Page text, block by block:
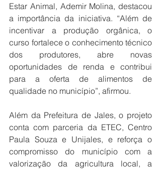
Estar Animal, Ademir Molina, destacou
a importância da iniciativa. “Além de
incentivar a produção orgânica, o
curso fortalece o conhecimento técnico
dos produtores, abre novas
oportunidades de renda e contribui
para a oferta de alimentos de
qualidade no município”, afirmou.
Além da Prefeitura de Jales, o projeto
conta com parceria da ETEC, Centro
Paula Souza e Unijales, e reforça o
compromisso do município com a
valorização da agricultura local, a